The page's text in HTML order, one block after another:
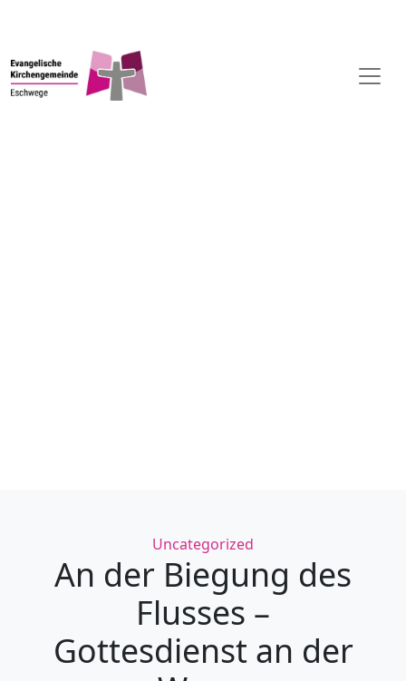
Kategorien
Uncategorized
An der Biegung des
Flusses –
Gottesdienst an der